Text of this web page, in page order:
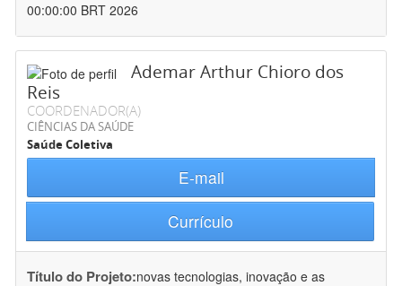
00:00:00 BRT 2026
Ademar Arthur Chioro dos
Reis
COORDENADOR(A)
CIÊNCIAS DA SAÚDE
Saúde Coletiva
E-mail
Currículo
Título do Projeto:novas tecnologias, inovação e as